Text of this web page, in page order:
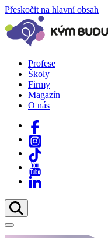
Přeskočit na hlavní obsah
Profese
Školy
Firmy
Magazín
O nás